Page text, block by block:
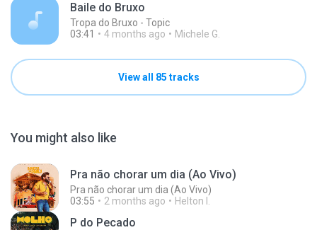
Baile do Bruxo
Tropa do Bruxo - Topic
03:41
4 months ago Michele G.
View all 85 tracks
You might also like
Pra não chorar um dia (Ao Vivo)
Pra não chorar um dia (Ao Vivo)
03:55
2 months ago Helton I.
P do Pecado